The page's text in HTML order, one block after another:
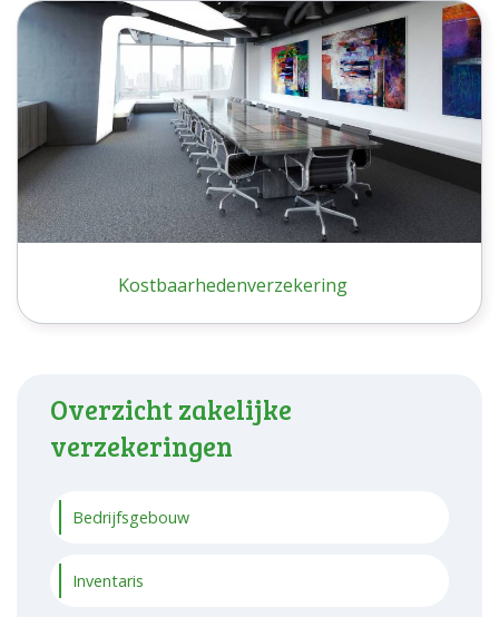
Kostbaarhedenverzekering
Overzicht zakelijke
verzekeringen
Bedrijfsgebouw
Inventaris